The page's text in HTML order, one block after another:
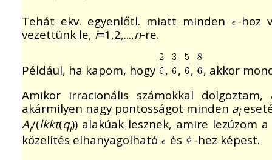
Tehát ekv. egyenlőtl. miatt minden
-hoz
vezettünk le, i=1,2,...,n-re.
Például, ha kapom, hogy , , ,
, akkor
Amikor irracionális számokkal dolgoztam,
akármilyen nagy pontosságot minden ai
Ai/(lkkt(qi)) alakúak lesznek, amire lezúzom
közelítés elhanyagolható
és -hez képest.